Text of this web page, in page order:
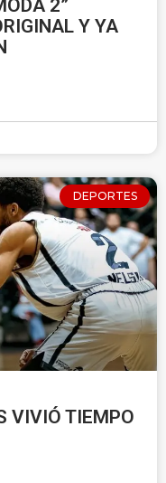
2”
Y YA
DEPORTES
VIVIÓ TIEMPO